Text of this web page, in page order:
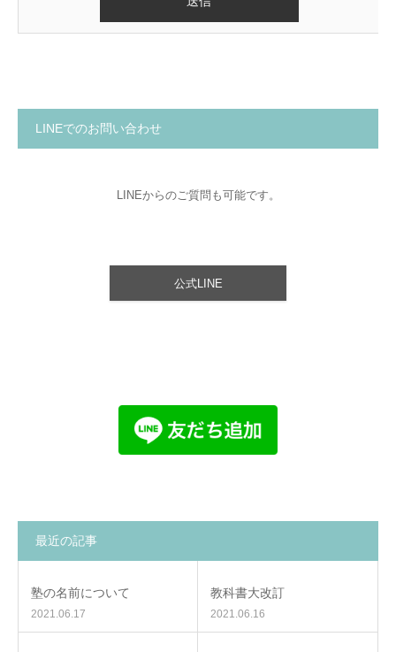
LINEでのお問い合わせ
LINEからのご質問も可能です。
公式LINE
最近の記事
塾の名前について
2021.06.17
教科書大改訂
2021.06.16